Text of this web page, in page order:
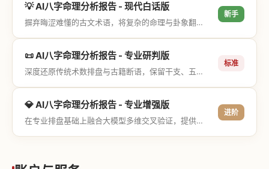
💡 AI八字命理分析报告 - 现代白话版
摒弃晦涩难懂的古文术语，将复杂的命理与卦象翻译成通俗易懂的现代大白话，直击结果与生活建议，零门槛轻松阅读。
新手
📜 AI八字命理分析报告 - 专业研判版
深度还原传统术数排盘与古籍断语，保留干支、五行与神煞等专业术语，适合追求严谨考证与具备易学基础的用户。
标准
💎 AI八字命理分析报告 - 专业增强版
在专业排盘基础上融合大模型多维交叉验证，提供更详尽的流年推演、应期运筹、象意深度剖析，以及全方位的运筹决策指导。
进阶